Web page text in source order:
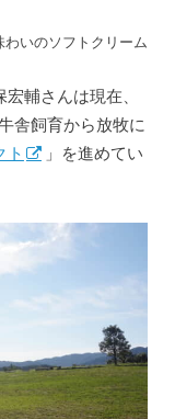
わいのソフトクリーム
輔さんは現在、
舎飼育から放牧に
ト
」を進めてい